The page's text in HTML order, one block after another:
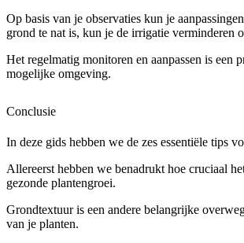
Op basis van je observaties kun je
grond te nat is, kun je de irrigatie verminderen
Het regelmatig monitoren en aanpassen is
mogelijke omgeving.
Conclusie
In deze gids hebben we de zes essentiële tips
Allereerst hebben we benadrukt hoe cruciaal
gezonde plantengroei.
Grondtextuur is een andere belangrijke
van je planten.